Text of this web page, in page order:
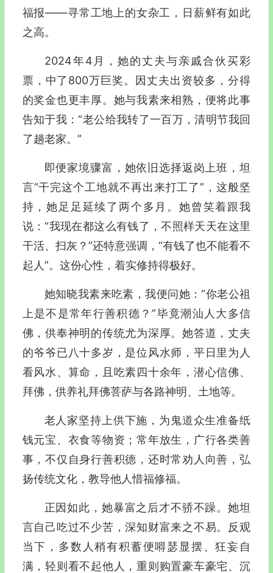
福报——寻常工地上的女杂工，日薪鲜有如此
之高。
2024年4月，她的丈夫与亲戚合伙买彩
票，中了800万巨奖。因丈夫出资较多，分得
的奖金也更丰厚。她与我素来相熟，便将此事
告知于我：“老公给我转了一百万，清明节我回
了趟老家。”
即便家境骤富，她依旧选择返岗上班，坦
言“干完这个工地就不再出来打工了”，这般坚
持，她足足延续了两个多月。她曾笑着跟我
说：“我现在都这么有钱了，不照样天天在这里
干活、扫灰？”还特意强调，“有钱了也不能看不
起人”。这份心性，着实修持得极好。
她知晓我素来吃素，我便问她：“你老公祖
上是不是常年行善积德？”毕竟潮汕人大多信
佛 ，供奉神明的传统尤为深厚。她答道，丈夫
的爷爷已八十多岁，是位风水师，平日里为人
看风水、算命，且吃素四十余年，潜心信佛、
拜佛 ，供养礼拜佛菩萨与各路神明、土地等。
老人家坚持上供下施，为鬼道众生准备纸
钱元宝、衣食等物资；常年放生，广行各类善
事，不仅自身行善积德，还时常劝人向善，弘
扬传统文化，教导他人惜福修福。
正因如此，她暴富之后才不骄不躁。她坦
言自己吃过不少苦，深知财富来之不易。反观
当下，多数人稍有积蓄便嘚瑟显摆、狂妄自
满，轻则看不起他人，重则购置豪车豪宅、沉